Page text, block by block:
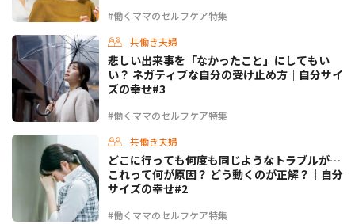
#働くママのセルフケア特集
共働き夫婦
#働くママのセルフケア特集
悲しい出来事を「なかったこと」にしてもい
い？ ネガティブな自分の受け止め方｜自分サイ
ズの幸せ#3
共働き夫婦
#働くママのセルフケア特集
どこに行っても何度も同じようなトラブルが…
これって何が原因？ どう動くのが正解？｜自分
サイズの幸せ#2